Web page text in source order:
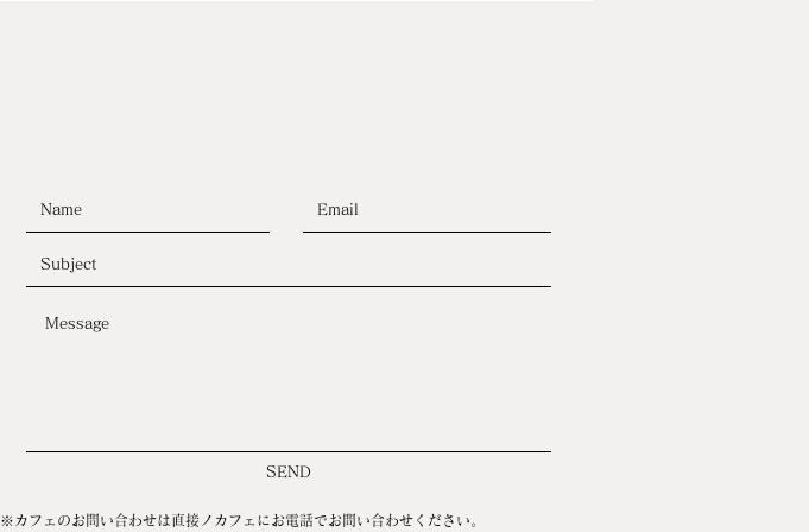
※カフェのお問い合わせは直接ノカフェにお電話でお問い合わせください。
SEND